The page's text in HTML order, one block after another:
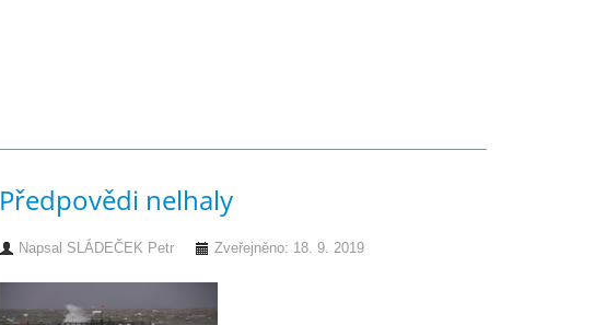
Předpovědi nelhaly
Napsal SLÁDEČEK Petr Zveřejněno: 18. 9. 2019